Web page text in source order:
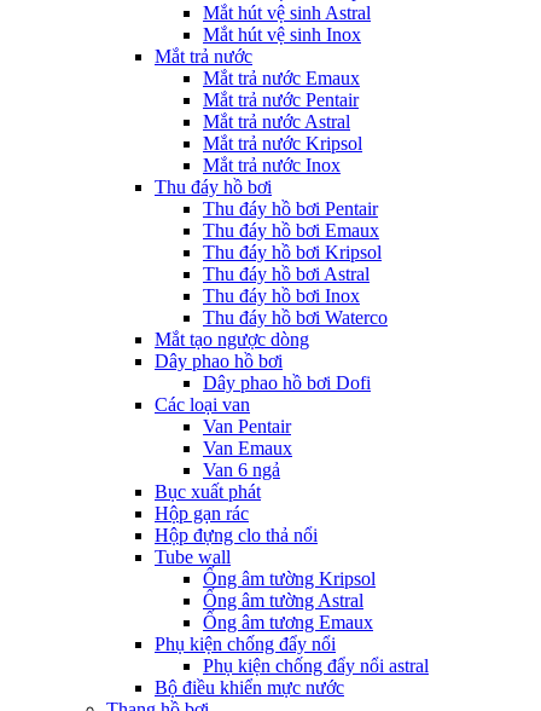
Mắt hút vệ sinh Astral
Mắt hút vệ sinh Inox
Mắt trả nước
Mắt trả nước Emaux
Mắt trả nước Pentair
Mắt trả nước Astral
Mắt trả nước Kripsol
Mắt trả nước Inox
Thu đáy hồ bơi
Thu đáy hồ bơi Pentair
Thu đáy hồ bơi Emaux
Thu đáy hồ bơi Kripsol
Thu đáy hồ bơi Astral
Thu đáy hồ bơi Inox
Thu đáy hồ bơi Waterco
Mắt tạo ngược dòng
Dây phao hồ bơi
Dây phao hồ bơi Dofi
Các loại van
Van Pentair
Van Emaux
Van 6 ngả
Bục xuất phát
Hộp gạn rác
Hộp đựng clo thả nổi
Tube wall
Ống âm tường Kripsol
Ống âm tường Astral
Ống âm tương Emaux
Phụ kiện chống đẩy nổi
Phụ kiện chống đẩy nổi astral
Bộ điều khiển mực nước